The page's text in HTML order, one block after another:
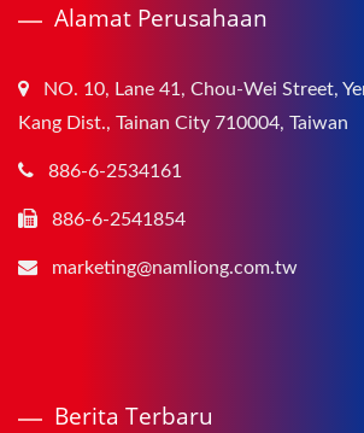
Alamat Perusahaan
NO. 10, Lane 41, Chou-Wei Street,
Kang Dist., Tainan City 710004, Taiwan
886-6-2534161
886-6-2541854
marketing@namliong.com.tw
Berita Terbaru